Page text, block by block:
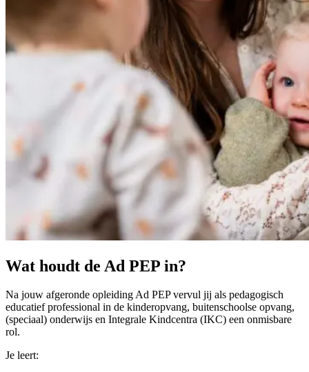
Wat houdt de Ad PEP in?
Na jouw afgeronde opleiding Ad PEP vervul jij als pedagogisch
educatief professional in de kinderopvang, buitenschoolse opvang,
(speciaal) onderwijs en Integrale Kindcentra (IKC) een onmisbare
rol.
Je leert: